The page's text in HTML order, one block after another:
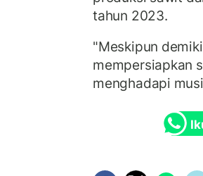
tahun 2023.
"Meskipun
mempersiapkan
menghadapi